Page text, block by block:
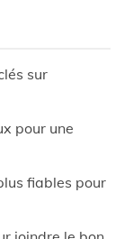
sur
pour une
fiables pour